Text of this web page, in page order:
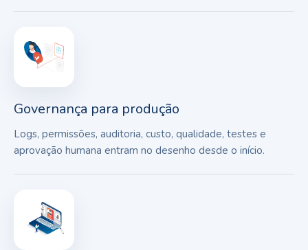
Governança para produção
Logs, permissões, auditoria, custo, qualidade, testes e
aprovação humana entram no desenho desde o início.